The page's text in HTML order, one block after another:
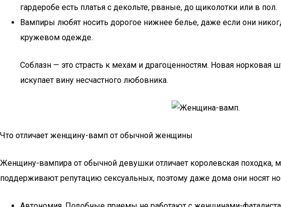
гардеробе есть платья с декольте, рваные, до щиколотки или в пол.
Вампиры любят носить дорогое нижнее белье, даже если они
кружевом одежде.
Соблазн — это страсть к мехам и драгоценностям. Новая
искупает вину несчастного любовника.
Что отличает женщину-вамп от обычной женщины
Женщину-вампира от обычной девушки отличает королевская походка,
поддерживают репутацию сексуальных, поэтому даже дома они носят